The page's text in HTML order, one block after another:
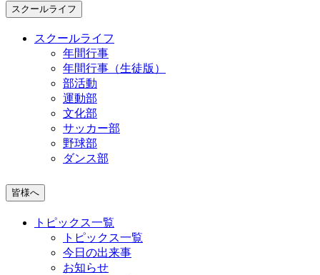
スクールライフ
スクールライフ
年間行事
年間行事（生徒版）
部活動
運動部
文化部
サッカー部
野球部
ダンス部
皆様へ
トピックス一覧
トピックス一覧
今日の出来事
お知らせ